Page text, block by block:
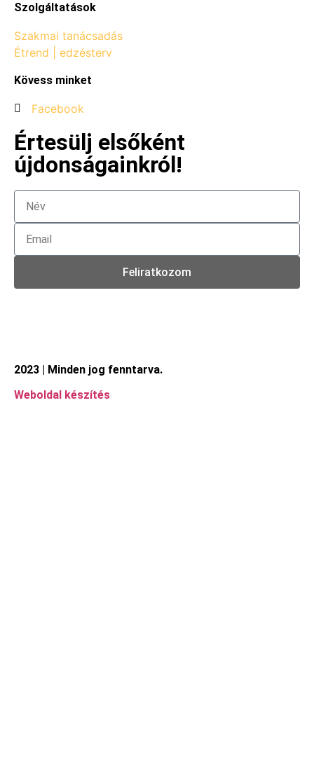
Szolgáltatások
Szakmai tanácsadás
Étrend | edzésterv
Kövess minket
Facebook
Értesülj elsőként
újdonságainkról!
Feliratkozom
2023 | Minden jog fenntarva.
Weboldal készítés